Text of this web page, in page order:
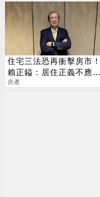
住宅三法恐再衝擊房市！
賴正鎰：居住正義不應以
打壓產業為代價
房產